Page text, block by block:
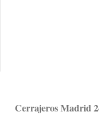
Cerrajeros Madrid